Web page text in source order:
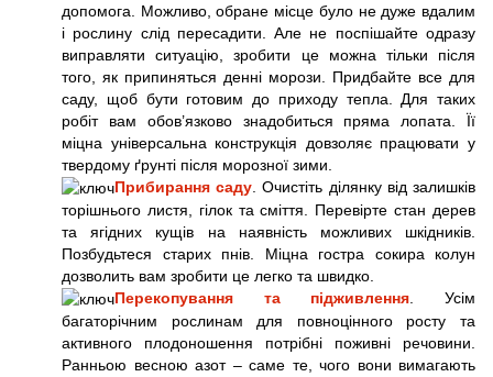
допомога. Можливо, обране місце було не дуже вдалим
і рослину слід пересадити. Але не поспішайте одразу
виправляти ситуацію, зробити це можна тільки після
того, як припиняться денні морози. Придбайте все для
саду, щоб бути готовим до приходу тепла. Для таких
робіт вам обов’язково знадобиться пряма лопата. Її
міцна універсальна конструкція довзоляє працювати у
твердому ґрунті після морозної зими.
Прибирання саду . Очистіть ділянку від залишків
торішнього листя, гілок та сміття. Перевірте стан дерев
та ягідних кущів на наявність можливих шкідників.
Позбудьтеся старих пнів. Міцна гостра сокира колун
дозволить вам зробити це легко та швидко.
Перекопування та підживлення . Усім
багаторічним рослинам для повноцінного росту та
активного плодоношення потрібні поживні речовини.
Ранньою весною азот – саме те, чого вони вимагають